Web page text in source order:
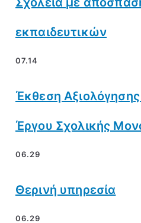
εκπαιδευτικών
07.14
Έκθεση
Έργου Σχολικής
06.29
Θερινή υπηρεσία
06.29